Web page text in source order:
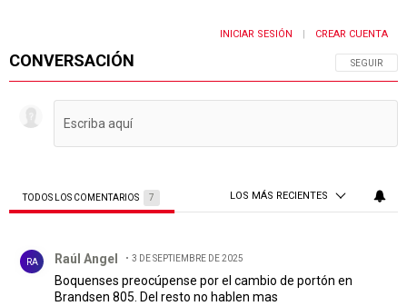
CONVERSACIÓN SIGA ESTA
SEGUIR
INICIAR SESIÓN CREAR CUENTA
TODOS LOS COMENTARIOS 7 LOS MÁS RECIENTES
RA Raúl Angel 3 DE SEPTIEMBRE DE 2025
Boquenses preocúpense por el cambio de portón en
Brandsen 805. Del resto no hablen mas